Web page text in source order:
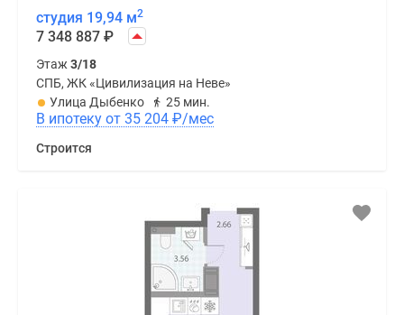
студия 19,94 м2
7 348 887 ₽
Этаж 3/18
СПБ, ЖК «Цивилизация на Неве»
Улица Дыбенко
25 мин.
В ипотеку от 35 204 ₽/мес
Строится